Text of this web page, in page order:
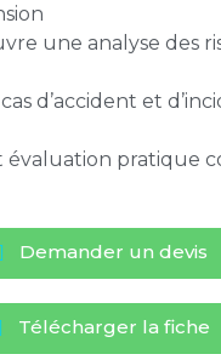
une analyse des
d’accident et
évaluation pratique
Demander un devis
Télécharger la fiche